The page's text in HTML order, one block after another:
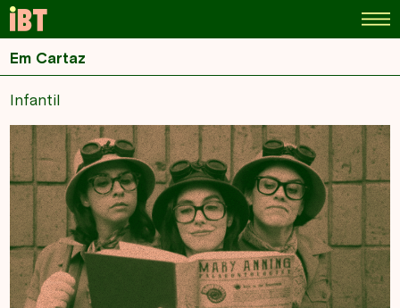
Em Cartaz
Infantil